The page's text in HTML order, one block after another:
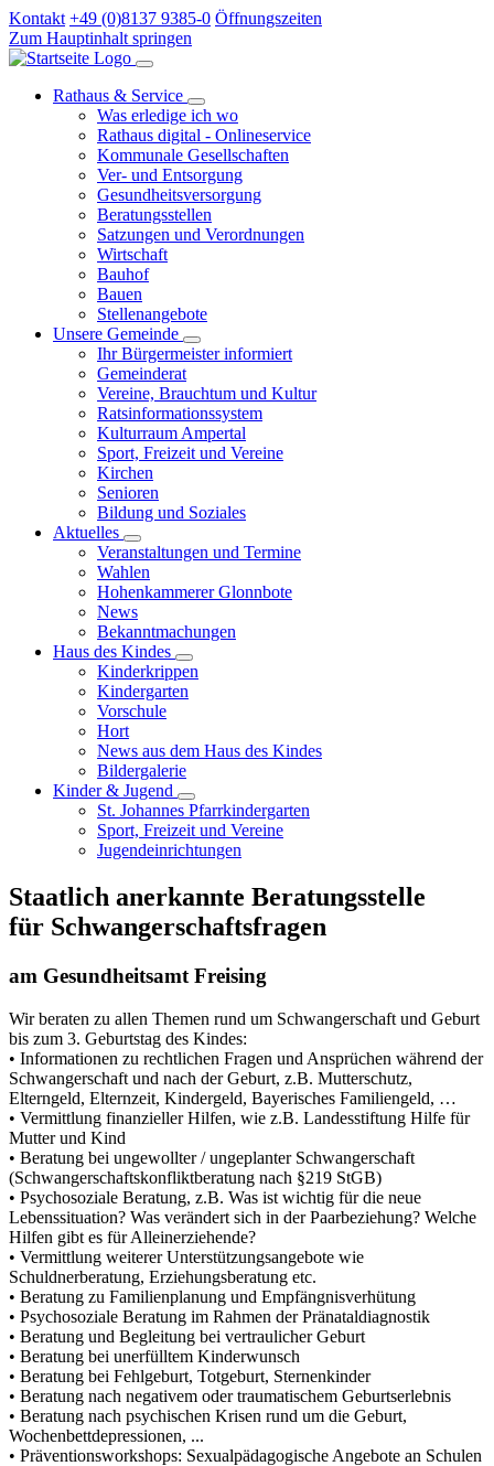
Kontakt +49 (0)8137 9385-0 Öffnungszeiten
Zum Hauptinhalt springen
Rathaus & Service
Was erledige ich wo
Rathaus digital - Onlineservice
Kommunale Gesellschaften
Ver- und Entsorgung
Gesundheitsversorgung
Beratungsstellen
Satzungen und Verordnungen
Wirtschaft
Bauhof
Bauen
Stellenangebote
Unsere Gemeinde
Ihr Bürgermeister informiert
Gemeinderat
Vereine, Brauchtum und Kultur
Ratsinformationssystem
Kulturraum Ampertal
Sport, Freizeit und Vereine
Kirchen
Senioren
Bildung und Soziales
Aktuelles
Veranstaltungen und Termine
Wahlen
Hohenkammerer Glonnbote
News
Bekanntmachungen
Haus des Kindes
Kinderkrippen
Kindergarten
Vorschule
Hort
News aus dem Haus des Kindes
Bildergalerie
Kinder & Jugend
St. Johannes Pfarrkindergarten
Sport, Freizeit und Vereine
Jugendeinrichtungen
Staatlich anerkannte Beratungsstelle
für Schwangerschaftsfragen
am Gesundheitsamt Freising
Wir beraten zu allen Themen rund um Schwangerschaft und Geburt
bis zum 3. Geburtstag des Kindes:
• Informationen zu rechtlichen Fragen und Ansprüchen während der
Schwangerschaft und nach der Geburt, z.B. Mutterschutz,
Elterngeld, Elternzeit, Kindergeld, Bayerisches Familiengeld, …
• Vermittlung finanzieller Hilfen, wie z.B. Landesstiftung Hilfe für
Mutter und Kind
• Beratung bei ungewollter / ungeplanter Schwangerschaft
(Schwangerschaftskonfliktberatung nach §219 StGB)
• Psychosoziale Beratung, z.B. Was ist wichtig für die neue
Lebenssituation? Was verändert sich in der Paarbeziehung? Welche
Hilfen gibt es für Alleinerziehende?
• Vermittlung weiterer Unterstützungsangebote wie
Schuldnerberatung, Erziehungsberatung etc.
• Beratung zu Familienplanung und Empfängnisverhütung
• Psychosoziale Beratung im Rahmen der Pränataldiagnostik
• Beratung und Begleitung bei vertraulicher Geburt
• Beratung bei unerfülltem Kinderwunsch
• Beratung bei Fehlgeburt, Totgeburt, Sternenkinder
• Beratung nach negativem oder traumatischem Geburtserlebnis
• Beratung nach psychischen Krisen rund um die Geburt,
Wochenbettdepressionen, ...
• Präventionsworkshops: Sexualpädagogische Angebote an Schulen